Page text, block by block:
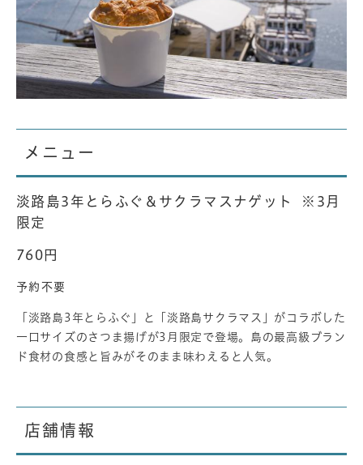
メニュー
淡路島3年とらふぐ＆サクラマスナゲット ※3月
限定
760円
予約不要​
​​「淡路島3年とらふぐ」と「淡路島サクラマス」がコラボした
一口サイズのさつま揚げが3月限定で登場。島の最高級ブラン
ド食材の食感と旨みがそのまま味わえると人気。
店舗情報